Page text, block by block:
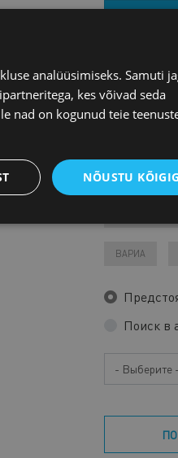
на двоих
Park)
ПОИСК
КОНТАКТЫ
ВАРИА
Поиск в
Год
analüüsimiseks. Samuti
kes võivad seda
nad on kogunud teie
NÕUSTU